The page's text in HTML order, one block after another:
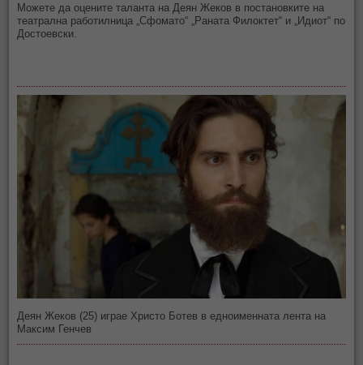
Можете да оцените таланта на Деян Жеков в постановките на
театрална работилница „Сфомато“ „Раната Филоктет“ и „Идиот“ по
Достоевски.
Деян Жеков (25) играе Христо Ботев в едноименната лента на
Максим Генчев